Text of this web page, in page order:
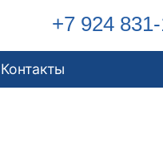
+7 924
Контакты